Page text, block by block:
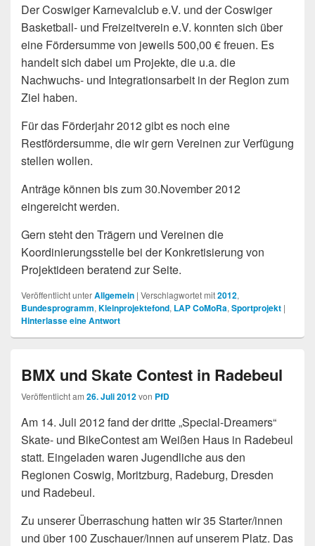
Der Coswiger Karnevalclub e.V. und der Coswiger
Basketball- und Freizeitverein e.V. konnten sich über
eine Fördersumme von jeweils 500,00 € freuen. Es
handelt sich dabei um Projekte, die u.a. die
Nachwuchs- und Integrationsarbeit in der Region zum
Ziel haben.
Für das Förderjahr 2012 gibt es noch eine
Restfördersumme, die wir gern Vereinen zur Verfügung
stellen wollen.
Anträge können bis zum 30.November 2012
eingereicht werden.
Gern steht den Trägern und Vereinen die
Koordinierungsstelle bei der Konkretisierung von
Projektideen beratend zur Seite.
Veröffentlicht unterAllgemein | Verschlagwortet mit2012,
Bundesprogramm, Kleinprojektefond, LAP CoMoRa, Sportprojekt |
Hinterlasse eine Antwort
BMX und Skate Contest in Radebeul
Veröffentlicht am 26. Juli 2012von PfD
Am 14. Juli 2012 fand der dritte „Special-Dreamers“
Skate- und BikeContest am Weißen Haus in Radebeul
statt. Eingeladen waren Jugendliche aus den
Regionen Coswig, Moritzburg, Radeburg, Dresden
und Radebeul.
Zu unserer Überraschung hatten wir 35 Starter/innen
und über 100 Zuschauer/innen auf unserem Platz. Das